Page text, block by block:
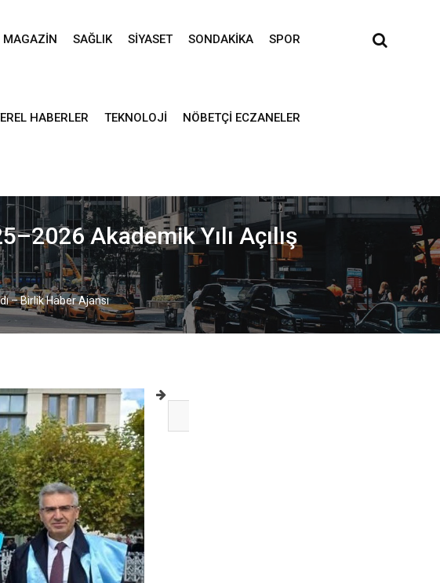
MAGAZIN SAĞLIK SIYASET SONDAKIKA SPOR
HABERLER TEKNOLOJI NÖBETÇI ECZANELER
Akademik Yılı Açılış
– Birlik Haber Ajansı